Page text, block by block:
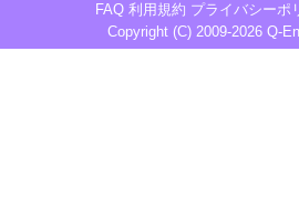
FAQ 利用規約 プライバシーポ
Copyright (C) 2009-2026 Q-